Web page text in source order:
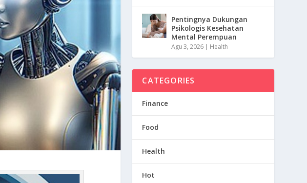
Pentingnya Dukungan
Psikologis Kesehatan
Mental Perempuan
Agu 3, 2026 | Health
CATEGORIES
Finance
Food
Health
Hot